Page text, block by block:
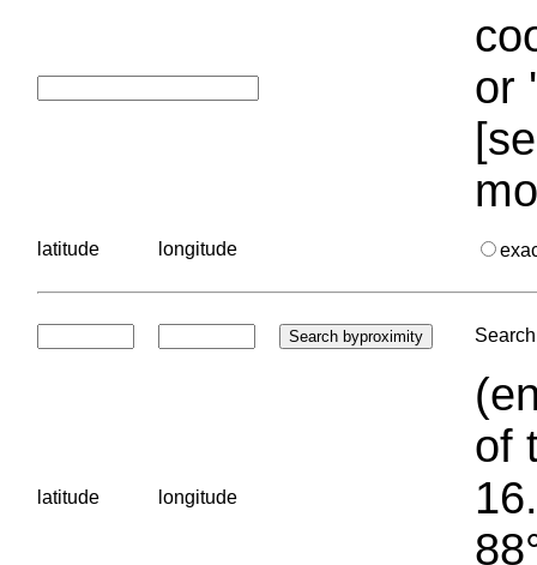
or
latitude longitude
latitude longitude
of